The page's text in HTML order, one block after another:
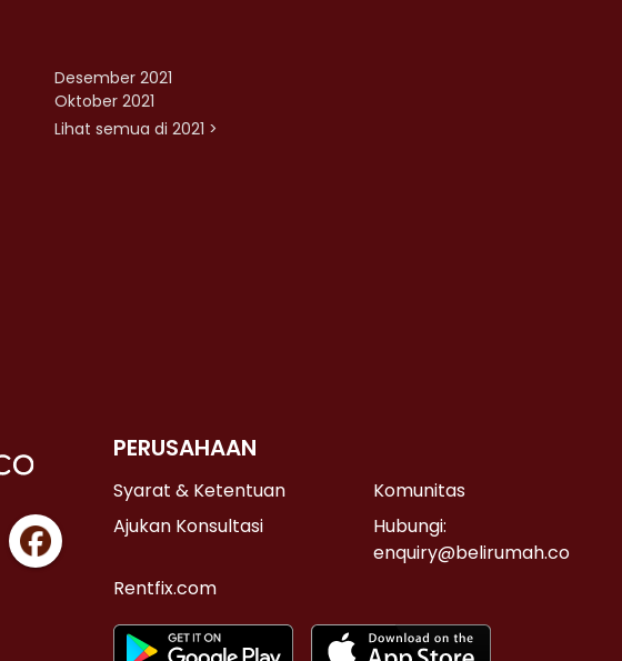
Desember 2021
Oktober 2021
Lihat semua di 2021 >
PERUSAHAAN
Syarat & Ketentuan
Komunitas
Ajukan Konsultasi
Hubungi:
enquiry@belirumah.co
Rentfix.com